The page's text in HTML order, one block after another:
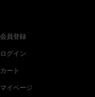
会員登録
ログイン
カート
マイページ